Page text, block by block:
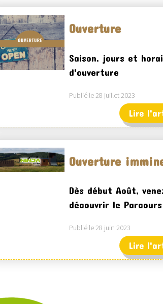
Ouverture
Saison, jours et
d'ouverture
Publié le 28 juillet 2023
Lire
Ouverture
Dès début Août,
découvrir le
Publié le 28 juin 2023
Lire